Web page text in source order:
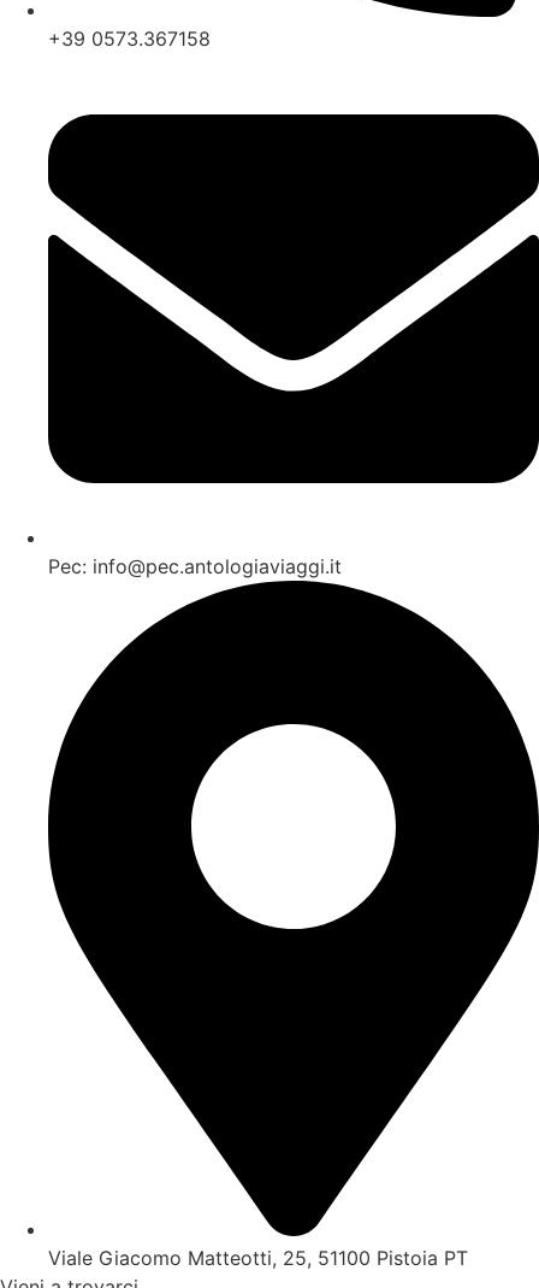
+39 0573.367158
Pec: info@pec.antologiaviaggi.it
Viale Giacomo Matteotti, 25, 51100 Pistoia PT